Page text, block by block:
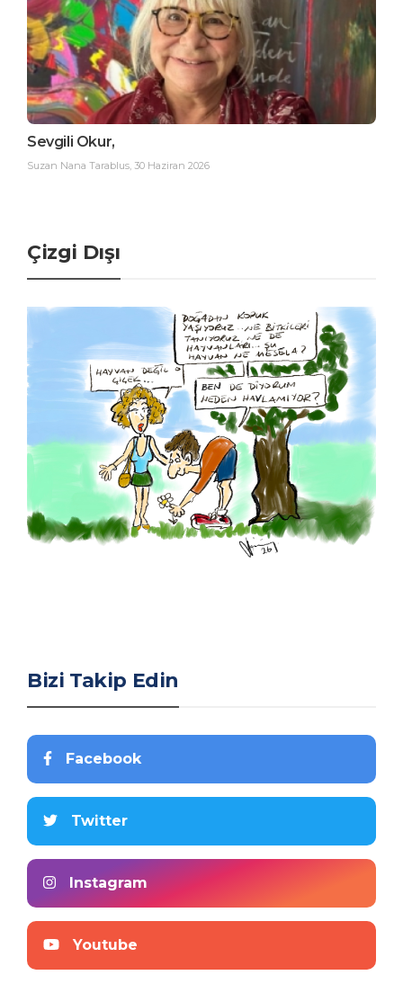
Sevgili Okur,
Suzan Nana Tarablus 30 Haziran 2026
Çizgi Dışı
Bizi Takip Edin
Facebook
Twitter
Instagram
Youtube